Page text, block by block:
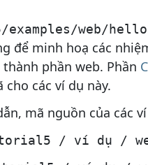
web/
để minh hoạ các
phần web. Phần
các ví dụ này.
mã nguồn của các
/ ví dụ /